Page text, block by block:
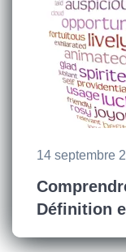
14 septembre
Définition